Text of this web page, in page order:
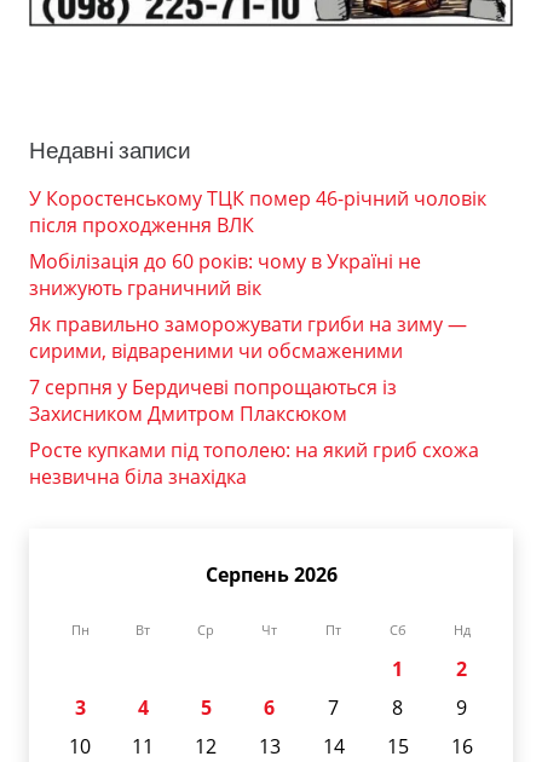
Недавні записи
У Коростенському ТЦК помер 46-річний чоловік
після проходження ВЛК
Мобілізація до 60 років: чому в Україні не
знижують граничний вік
Як правильно заморожувати гриби на зиму —
сирими, відвареними чи обсмаженими
7 серпня у Бердичеві попрощаються із
Захисником Дмитром Плаксюком
Росте купками під тополею: на який гриб схожа
незвична біла знахідка
Серпень 2026
Пн Вт Ср Чт Пт Сб Нд
1
2
3
4 5 6 7 8
9
10
11 12 13 14 15
16